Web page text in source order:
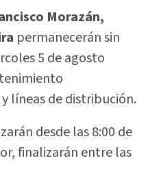
Morazán,
permanecerán sin
5 de agosto
líneas de distribución.
desde las 8:00 de
finalizarán entre las